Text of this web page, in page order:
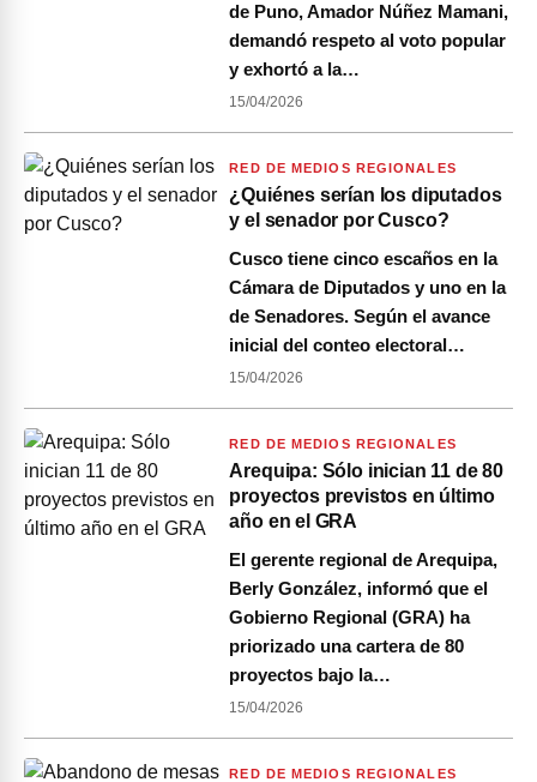
de Puno, Amador Núñez Mamani,
demandó respeto al voto popular
y exhortó a la…
15/04/2026
RED DE MEDIOS REGIONALES
¿Quiénes serían los diputados
y el senador por Cusco?
Cusco tiene cinco escaños en la
Cámara de Diputados y uno en la
de Senadores. Según el avance
inicial del conteo electoral…
15/04/2026
RED DE MEDIOS REGIONALES
Arequipa: Sólo inician 11 de 80
proyectos previstos en último
año en el GRA
El gerente regional de Arequipa,
Berly González, informó que el
Gobierno Regional (GRA) ha
priorizado una cartera de 80
proyectos bajo la…
15/04/2026
RED DE MEDIOS REGIONALES